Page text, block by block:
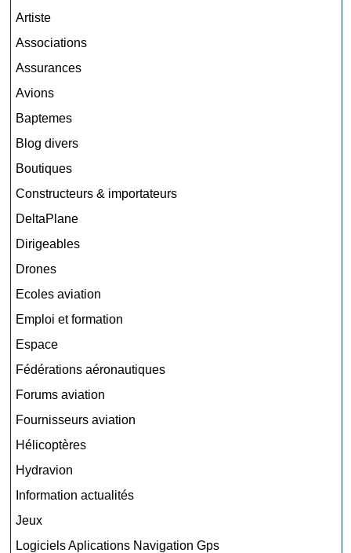
Artiste
Associations
Assurances
Avions
Baptemes
Blog divers
Boutiques
Constructeurs & importateurs
DeltaPlane
Dirigeables
Drones
Ecoles aviation
Emploi et formation
Espace
Fédérations aéronautiques
Forums aviation
Fournisseurs aviation
Hélicoptères
Hydravion
Information actualités
Jeux
Logiciels Aplications Navigation Gps